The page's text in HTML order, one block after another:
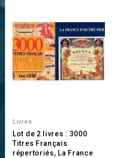
Livres
Lot de 2 livres : 3000
Titres Français
répertoriés, La France